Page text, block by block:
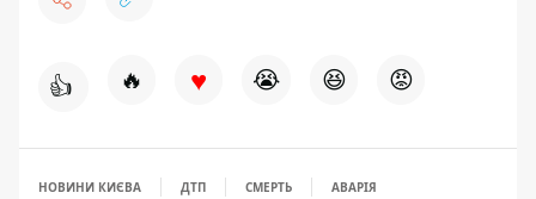
👍 🔥 ♥ 😭 😆 😡
НОВИНИ КИЄВА ДТП СМЕРТЬ АВАРІЯ